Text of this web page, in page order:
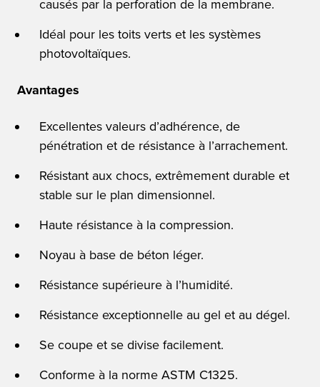
causés par la perforation de la membrane.
Idéal pour les toits verts et les systèmes
photovoltaïques.
Avantages
Excellentes valeurs d’adhérence, de
pénétration et de résistance à l’arrachement.
Résistant aux chocs, extrêmement durable et
stable sur le plan dimensionnel.
Haute résistance à la compression.
Noyau à base de béton léger.
Résistance supérieure à l’humidité.
Résistance exceptionnelle au gel et au dégel.
Se coupe et se divise facilement.
Conforme à la norme ASTM C1325.